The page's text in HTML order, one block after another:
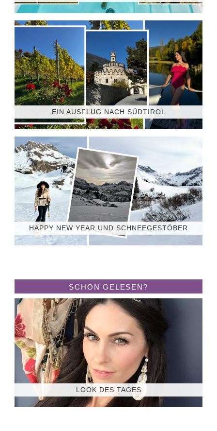
EIN AUSFLUG NACH SÜDTIROL
HAPPY NEW YEAR UND SCHNEEGESTÖBER
SCHON GELESEN?
LOOK DES TAGES